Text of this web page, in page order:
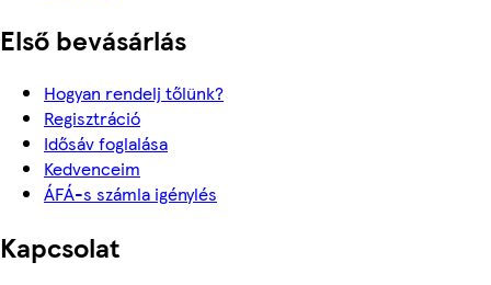
Első bevásárlás
Hogyan rendelj tőlünk?
Regisztráció
Idősáv foglalása
Kedvenceim
ÁFÁ-s számla igénylés
Kapcsolat